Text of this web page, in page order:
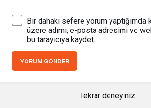
Bir dahaki sefere yorum yaptığımda
üzere adımı, e-posta adresimi ve
bu tarayıcıya kaydet.
YORUM GÖNDER
Tekrar deneyiniz.